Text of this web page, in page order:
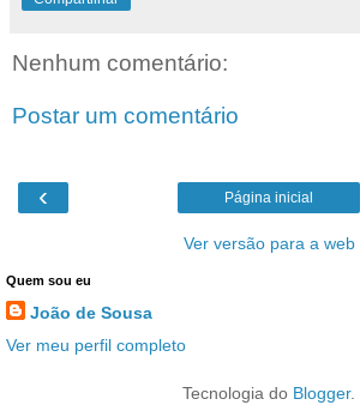
Nenhum comentário:
Postar um comentário
‹ Página inicial
Ver versão para a web
Quem sou eu
João de Sousa
Ver meu perfil completo
Tecnologia do Blogger.